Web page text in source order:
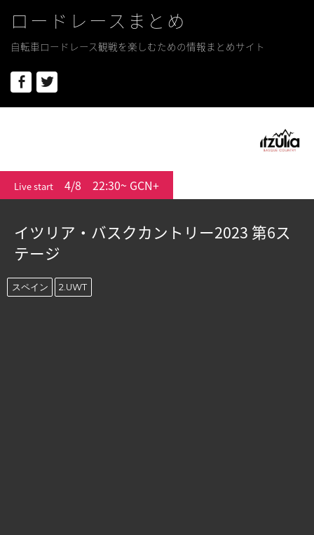
ロードレースまとめ
自転車ロードレース観戦を楽しむための情報まとめサイト
Facebook
Live start 4/8 22:30~ GCN+
イツリア・バスクカントリー2023 第6ス
テージ
スペイン 2.UWT